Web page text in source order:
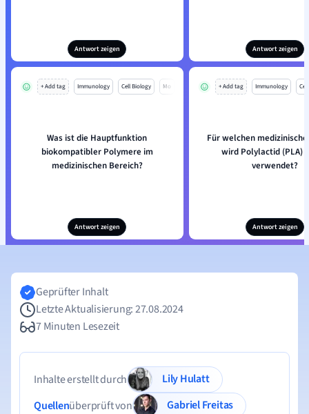
Antwort zeigen Antwort zeigen
+ Add tag Immunology Cell Biology Mo
Was ist die Hauptfunktion
biokompatibler Polymere im
medizinischen Bereich?
Antwort zeigen
+ Add tag Immunology
Für welchen
wird Polylactid (PLA)
verwendet?
Antwort zeigen
Geprüfter Inhalt
Letzte Aktualisierung: 27.08.2024
7 Minuten Lesezeit
Inhalte erstellt durch
Lily Hulatt
Quellenüberprüft von
Gabriel Freitas